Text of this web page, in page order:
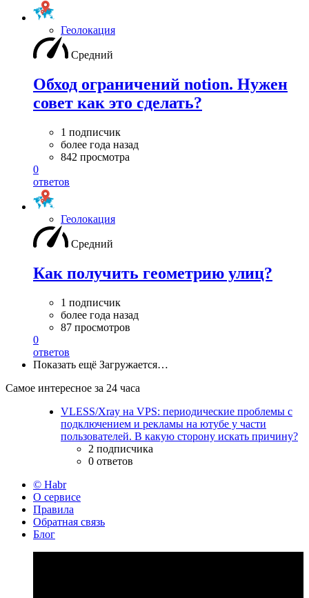
Геолокация
Средний
Обход ограничений notion. Нужен
совет как это сделать?
1 подписчик
более года назад
842 просмотра
0
ответов
Геолокация
Средний
Как получить геометрию улиц?
1 подписчик
более года назад
87 просмотров
0
ответов
Показать ещё Загружается…
Самое интересное за 24 часа
VLESS/Xray на VPS: периодические проблемы с
подключением и рекламы на ютубе у части
пользователей. В какую сторону искать причину?
2 подписчика
0 ответов
© Habr
О сервисе
Правила
Обратная связь
Блог